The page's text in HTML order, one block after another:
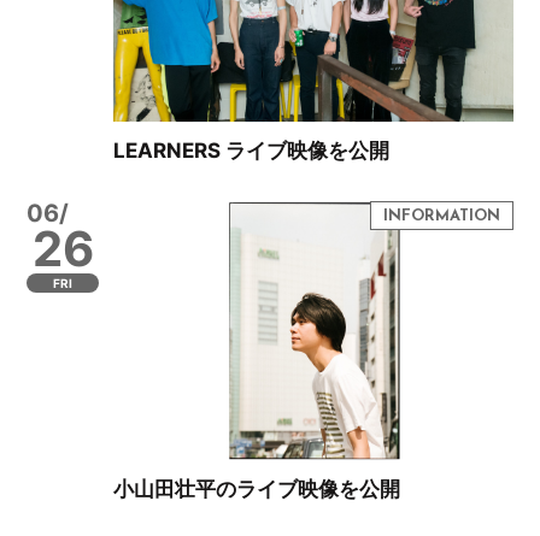
LEARNERS ライブ映像を公開
06/
26
FRI
小山田壮平のライブ映像を公開